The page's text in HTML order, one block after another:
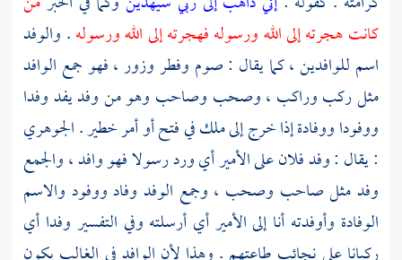
كانت هجرته إلى الله ورسوله فهجرته إلى الله ورسوله. والوفد
اسم للوافدين ، كما يقال : صوم وفطر وزور ، فهو جمع الوافد
مثل ركب وراكب ، وصحب وصاحب وهو من وفد يفد وفدا
ووفودا ووفادة إذا خرج إلى ملك في فتح أو أمر خطير .الجوهري
: يقال : وفد فلان على الأمير أي ورد رسولا فهو وافد ، والجمع
وفد مثل صاحب وصحب ، وجمع الوفد وفاد ووفود والاسم
الوفادة وأوفدته أنا إلى الأمير أي أرسلته وفي التفسير وفدا أي